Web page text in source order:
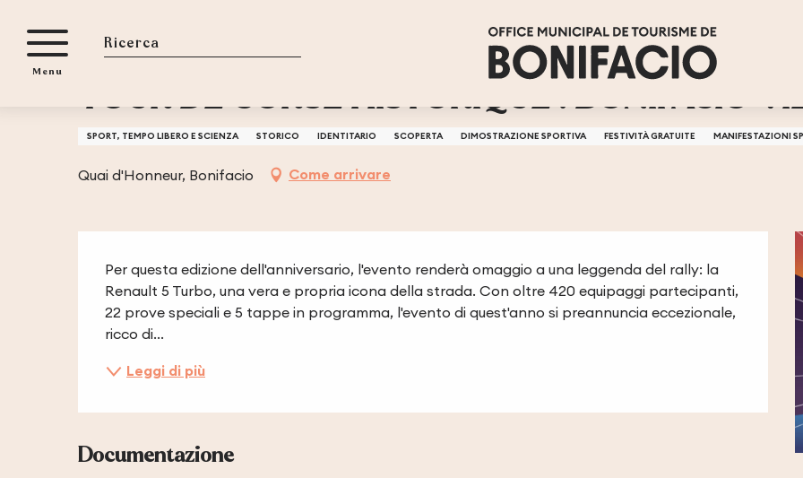
contenu
principal
Ricerca
Menu
TOUR DE CORSE HISTORIQUE : BONIFACIO
SPORT, TEMPO LIBERO E SCIENZA STORICO IDENTITARIO SCOPERTA DIMOSTRAZIONE SPORTIVA FESTIVITÀ GRATUITE MANIFESTAZIONI
Quai d'Honneur, Bonifacio Come arrivare
Descrizione
Per questa edizione dell'anniversario, l'evento renderà omaggio a una leggenda del rally: la
Renault 5 Turbo, una vera e propria icona della strada. Con oltre 420 equipaggi partecipanti,
22 prove speciali e 5 tappe in programma, l'evento di quest'anno si preannuncia eccezionale,
ricco di...
Leggi di più
Documentazione